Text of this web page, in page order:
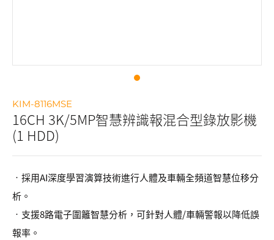
KIM-8116MSE
16CH 3K/5MP智慧辨識報混合型錄放影機
(1 HDD)
•採用AI深度學習演算技術進行人體及車輛全頻道智慧位移分
析。
•支援8路電子圍籬智慧分析，可針對人體/車輛警報以降低誤
報率。